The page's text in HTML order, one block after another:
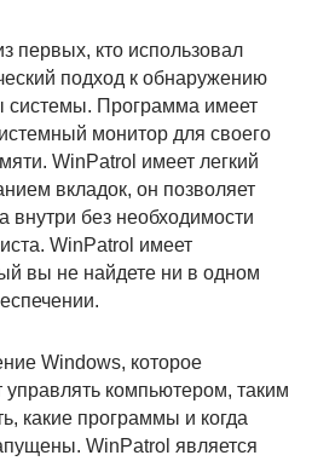
первых, кто использовал
подход к обнаружению
системы. Программа имеет
монитор для своего
WinPatrol имеет легкий
вкладок, он позволяет
внутри без необходимости
WinPatrol имеет
вы не найдете ни в одном
Windows, которое
управлять компьютером, таким
какие программы и когда
WinPatrol является